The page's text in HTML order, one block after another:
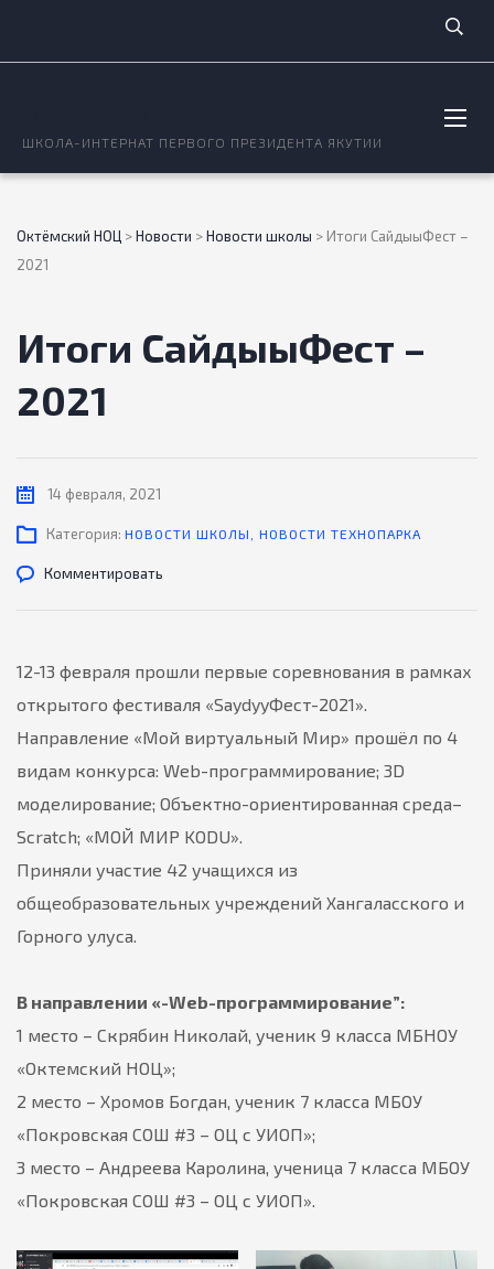
ШКОЛА-ИНТЕРНАТ ПЕРВОГО ПРЕЗИДЕНТА ЯКУТИИ
Октёмский НОЦ >Новости >Новости школы > Итоги СайдыыФест –
2021
Итоги СайдыыФест –
2021
14 февраля, 2021
Категория: НОВОСТИ ШКОЛЫ НОВОСТИ ТЕХНОПАРКА
Комментировать
12-13 февраля прошли первые соревнования в рамках
открытого фестиваля «SaydyyФест-2021».
Направление «Мой виртуальный Мир» прошёл по 4
видам конкурса: Web-программирование; 3D
моделирование; Объектно-ориентированная среда–
Scratch; «МОЙ МИР KODU».
Приняли участие 42 учащихся из
общеобразовательных учреждений Хангаласского и
Горного улуса.
В направлении «-Web-программирование”:
1 место – Скрябин Николай, ученик 9 класса МБНОУ
«Октемский НОЦ»;
2 место – Хромов Богдан, ученик 7 класса МБОУ
«Покровская СОШ #3 – ОЦ с УИОП»;
3 место – Андреева Каролина, ученица 7 класса МБОУ
«Покровская СОШ #3 – ОЦ с УИОП».